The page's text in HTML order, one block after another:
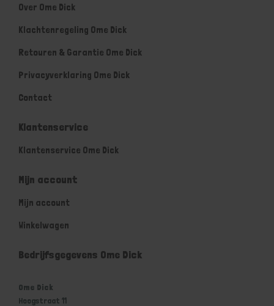
Over Ome Dick
Klachtenregeling Ome Dick
Retouren & Garantie Ome Dick
Privacyverklaring Ome Dick
Contact
Klantenservice
Klantenservice Ome Dick
Mijn account
Mijn account
Winkelwagen
Bedrijfsgegevens Ome Dick
Ome Dick
Hoogstraat 11